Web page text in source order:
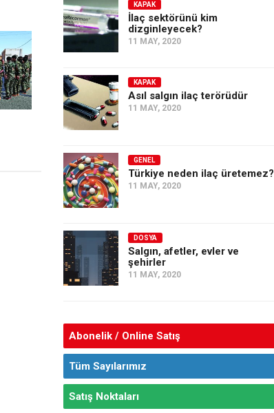
KAPAK
İlaç sektörünü kim
dizginleyecek?
11 MAY, 2020
KAPAK
Asıl salgın ilaç terörüdür
11 MAY, 2020
GENEL
Türkiye neden ilaç üretemez?
11 MAY, 2020
DOSYA
Salgın, afetler, evler ve
şehirler
11 MAY, 2020
Abonelik / Online Satış
Tüm Sayılarımız
Satış Noktaları